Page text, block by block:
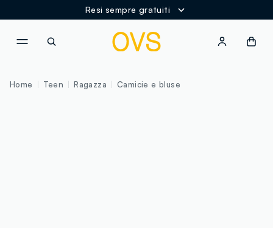
Resi sempre gratuiti
Home Teen Ragazza Camicie e bluse